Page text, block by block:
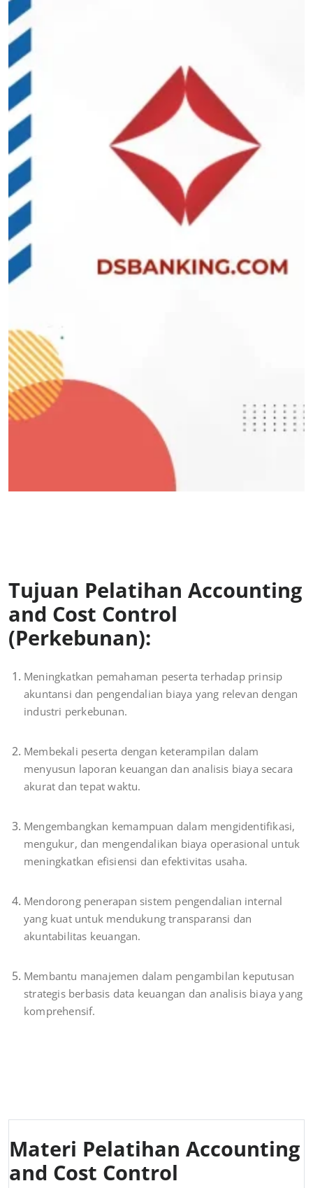
Tujuan Pelatihan Accounting
and Cost Control
(Perkebunan):
Meningkatkan pemahaman peserta terhadap prinsip
akuntansi dan pengendalian biaya yang relevan dengan
industri perkebunan.
Membekali peserta dengan keterampilan dalam
menyusun laporan keuangan dan analisis biaya secara
akurat dan tepat waktu.
Mengembangkan kemampuan dalam mengidentifikasi,
mengukur, dan mengendalikan biaya operasional untuk
meningkatkan efisiensi dan efektivitas usaha.
Mendorong penerapan sistem pengendalian internal
yang kuat untuk mendukung transparansi dan
akuntabilitas keuangan.
Membantu manajemen dalam pengambilan keputusan
strategis berbasis data keuangan dan analisis biaya yang
komprehensif.
Materi Pelatihan Accounting
and Cost Control